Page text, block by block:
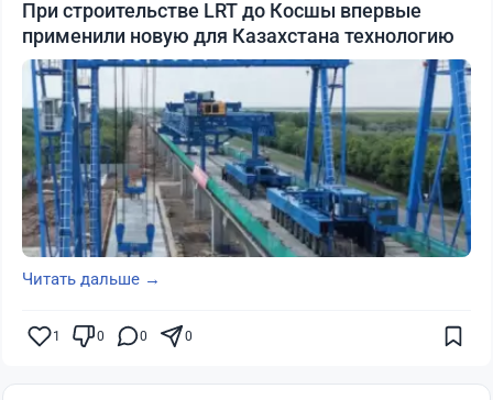
При строительстве LRT до Косшы впервые
применили новую для Казахстана технологию
Читать дальше →
1 0 0 0